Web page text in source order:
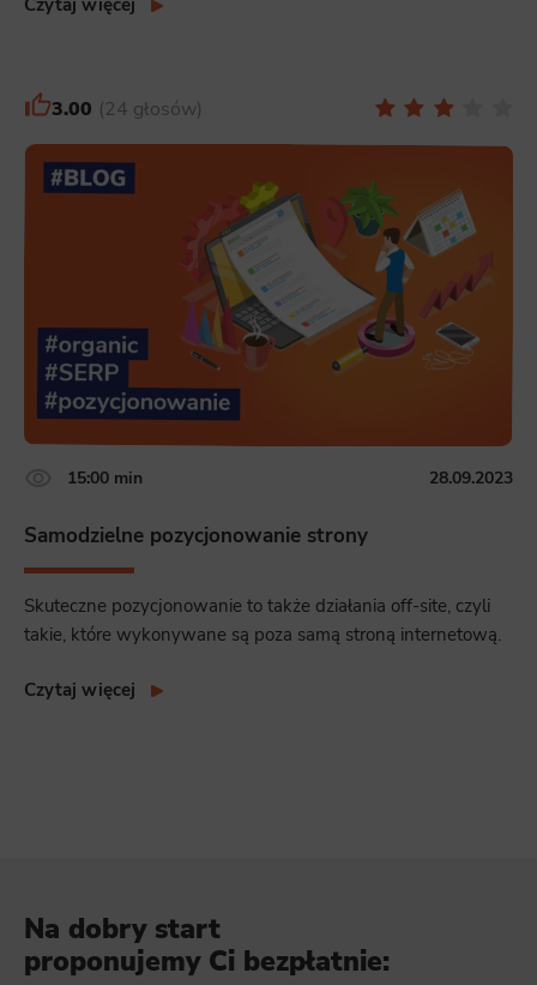
Czytaj więcej
3.00 24 głosów
15:00 min 28.09.2023
Samodzielne pozycjonowanie strony
Skuteczne pozycjonowanie to także działania off-site, czyli
takie, które wykonywane są poza samą stroną internetową.
Czytaj więcej
Na dobry start
proponujemy Ci bezpłatnie: